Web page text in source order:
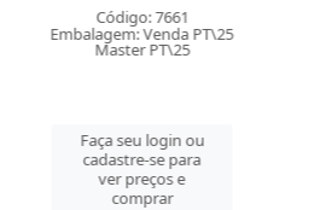
Código: 7661
Embalagem: Venda PT\25
Master PT\25
Faça seu login ou
cadastre-se para
ver preços e
comprar